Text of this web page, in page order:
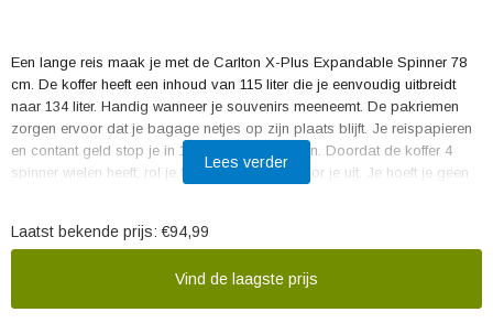
Een lange reis maak je met de Carlton X-Plus Expandable Spinner 78
cm. De koffer heeft een inhoud van 115 liter die je eenvoudig uitbreidt
naar 134 liter. Handig wanneer je souvenirs meeneemt. De pakriemen
zorgen ervoor dat je bagage netjes op zijn plaats blijft. Je reispapieren
en contant geld stop je in 1 van de voorvakken. Doordat de koffer 4
spinner wielen heeft, rol je hem gemakkelijk voor je uit. Je hoeft je geen
bagagedieven en breekt de douane je slot niet open bij een eventuele
Lees verder
Laatst bekende prijs: €94,99
Vind de laagste prijs